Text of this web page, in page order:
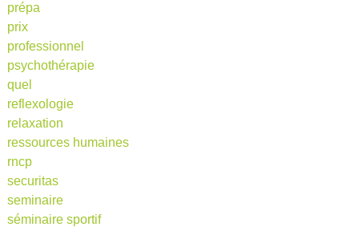
prépa
prix
professionnel
psychothérapie
quel
reflexologie
relaxation
ressources humaines
rncp
securitas
seminaire
séminaire sportif